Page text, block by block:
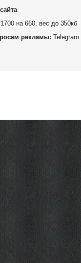
на 660, вес до 350кб
рекламы: Telegram